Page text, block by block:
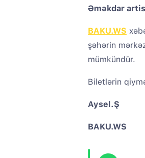
Əməkdar
BAKU.WS
şəhərin
mümkündür.
Biletlərin
Aysel.Ş
BAKU.WS